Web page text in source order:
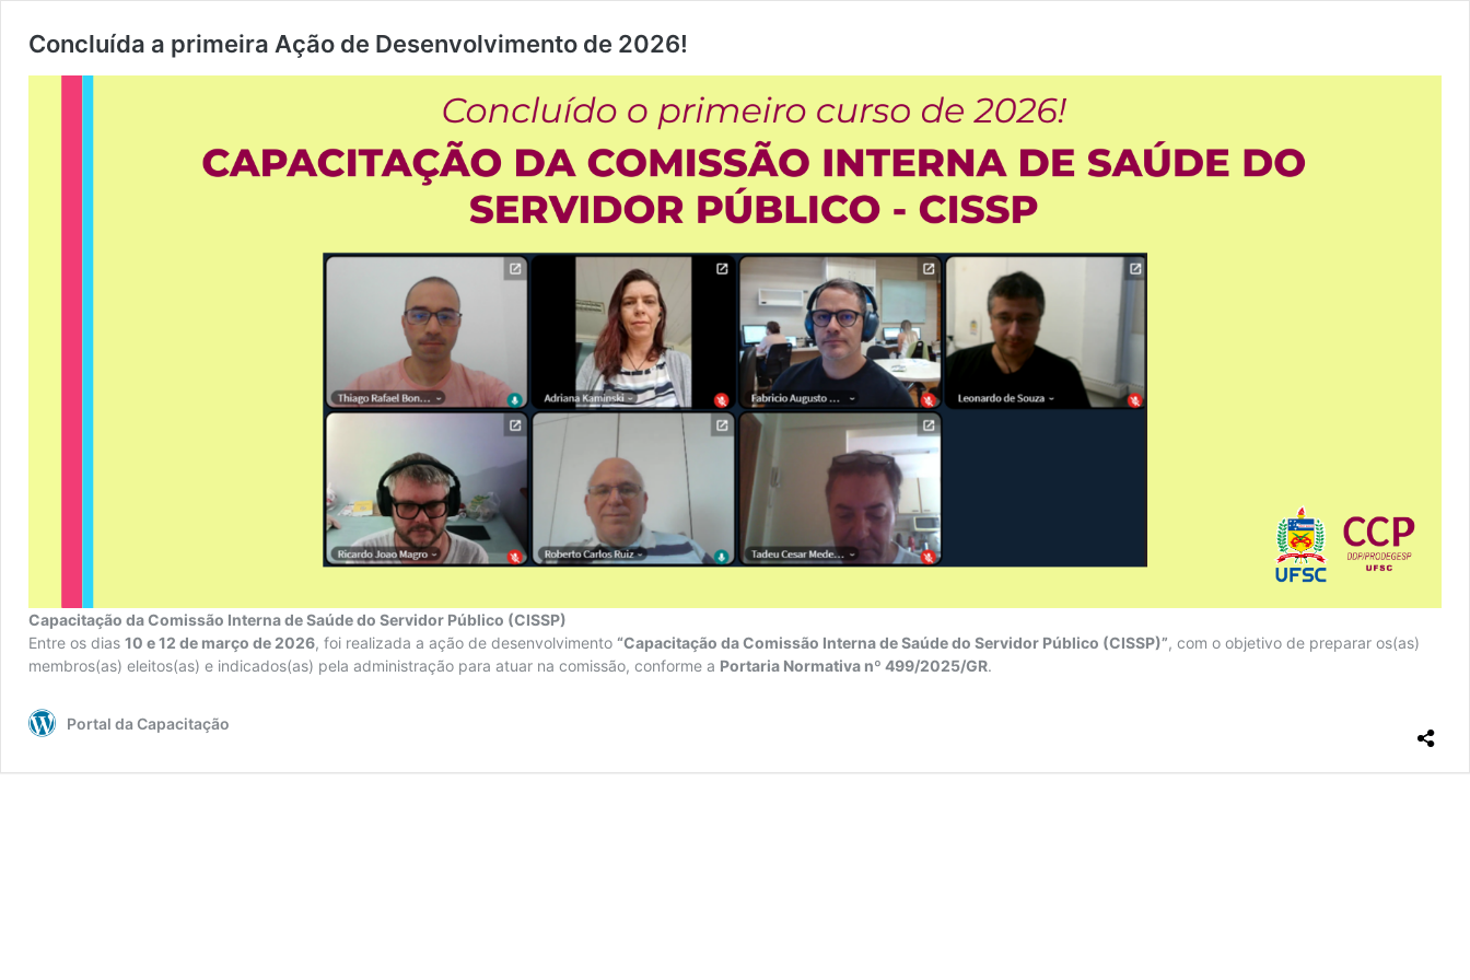
Concluída a primeira Ação de Desenvolvimento de 2026!
Capacitação da Comissão Interna de Saúde do Servidor Público (CISSP)
Entre os dias 10 e 12 de março de 2026, foi realizada a ação de desenvolvimento “Capacitação da Comissão Interna de Saúde do Servidor Público (CISSP)”, com o objetivo de preparar os(as)
membros(as) eleitos(as) e indicados(as) pela administração para atuar na comissão, conforme a Portaria Normativa nº 499/2025/GR.
Portal da Capacitação